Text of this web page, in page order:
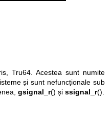
Tru64. Acestea sunt numite
și sunt nefuncționale sub
gsignal_r() și ssignal_r().